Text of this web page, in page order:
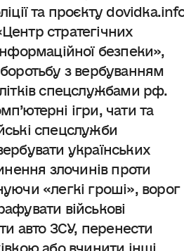
та проєкту
стратегічних
безпеки»,
з вербуванням
спецслужбами рф.
ігри, чати та
спецслужби
українських
злочинів проти
«легкі гроші», ворог
військові
авто ЗСУ, перенести
або вчинити інші